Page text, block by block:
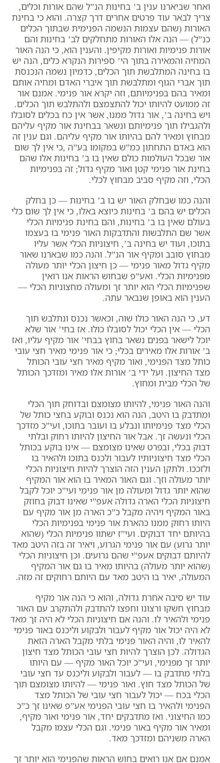
ואחר שביארנו ענין ב’ בחינות הנ”ל שהם אורות וכלים,
צריך לבאר עוד פרטים אחרים דרך קצרה. והוא כי בחינת
האורות (שהם עצמות הנשמה הפנימית שבתוך הכלים
כנ”ל) — הנה אלו האורות מתחלקים לב’ בחינות והם
אורות פנימיות ואורות מקיפין. והענין הוא, כי הנה האור
המחיה והמאירה בתוך הי’ ספירות הנקרא כלים, הנה יש
בו בחינה המתלבשת תוך הכלים, כדמיון נשמה הנכנסת
תוך אברי הגוף ומתלבשת תוך איברי האדם ומחיה אותם
ומאיר בהם בפנימיותם, וזה יקרא אור פנימי. אמנם אור
זה ממועט להיותו יכול להתצמצם ולהתלבש תוך הכלים.
ויש בחינה ב’, אור גדול ממנו, אשר אין כח בכלים לסובלו
ולהגבילו תוך פנימיותם ונשאר בבחינת אור מקיף עליהם
מבחוץ ומאיר להם בהיותו אור מקיף עליהם. וגם ענין זה
הוא באדם התחתון כמ”ש במקומו בע”ה ,כי אין לך שום
אור שבכל העולמות כולם שאין בו ב’ בחינות אלו שהם
בחינת אור פנימי קטן ואור מקיף גדול; זה בפנימיות
הכלי, וזה מקיף סביב מבחוץ לכלי.
והנה כמו שבחלק האור יש בו ב’ בחינות — כן בחלק
הכלים יש בהם ב’ בחינות כיוצא באלו, כי אין לך שום כלי
בעולם שאין בו ב’ בחינות, והם בחינת פנימיות הכלי
אשר שם התלבשות והתדבקות האור פנימי בו בעצמו
בתוכו, ועוד יש בחינה ב’, חיצוניות הכלי אשר עליו
מבחוץ סובב ומקיף אור הנ”ל. והנה כמו שבארנו שאור
מקיף גדול מאור פנימי — כן חיצון הכלי יותר מעולה
מפנימיות הכלי. ואע”פ שבחוש הראות אנו רואין
שפנימיות הכלי הוא יותר זך ומעולה מחצוניות הכלי —
הענין הוא באופן שנבאר עתה.
דע, כי הנה האור כולו שוה, וכאשר נכנס ונתלבש תוך
הכלי — אין הכלי יכול לסובלו כולו. אז בחי’ אור שלא
יוכל לישאר בפנים נשאר בחוץ בבחי’ אור מקיף עליו, ואז
ב’ אורות אלו מאירים בכלי; כי אור פנימי מאיר חצי עובי
כותל מצד הפנימי, ואור מקיף מאיר חצי עובי הכותל
מצד החיצון. ועל ידי ב’ אורות אלו מאיר ומזדכך הכותל
של הכלי מבית ומחוץ.
והנה האור פנימי, להיותו מצומצם ובדוחק תוך הכלי
ומתדבק בו היטב, הנה הוא נכנס ובוקע בחצי כותל של
הכלי מצד פנימיותו ונבלע בו ועובר בתוכו, ועי”כ מזדכך
הכלי ונעשה זך. אבל אור החיצון להיותו רחוק ובלתי
דבוק בכלי, ובפרט שאינו מצומצם — אינו בוקע בכותל
הכלי מצד חיצוניותיו לעבור ולכנס בתוכו ולהאיר בו
ולזככו. ולתקן הענין הזה הוצרך להיות חיצוניות הכלי
יותר מעולה וזך. וגם האור המאיר בו הוא אור המקיף
שהוא יותר גדול ומעולה מן אור פנימי ועי”כ יוכל לקבל
חיצוניות הכלי הארה גדולה אעפ”י שאינו דבוק בחוזק
באור המקיף ויהיה מקבל כ”כ הארה מן אור מקיף עם
היותו רחוק ממנו כהארת אור פנימי בפנימיות הכלי
בהיותם יחד דבוקים. ועי”ז ישתוו פנימיות הכלי (שהוא
יותר גרוע) עם אור פנימי הגרוע, ויאיר זה בזה היטב מאד
להיותם דבוקים אעפ”י שהם גרועים. וכן חיצוניות הכלי
(שהוא יותר מעולה) בהיותו מאיר בו גם אור המקיף
המעולה, יאיר בו היטב מאד עם היותם רחוקים זה מזה.
עוד יש סיבה אחרת גדולה, והוא כי הנה אור מקיף
מבחוץ חשקו ורצונו וחפצו להתדבק ולהתקרב עם האור
פנימי ולהאיר לו. והנה אם חיצוניות הכלי לא היה זך מאד
לא היה יכול אור מקיף לעבור ולבקוע וליכנס באור פנימי
להאיר לו, והיה האור פנימי בלתי מקבל הארה הזאת
הגדולה. לכן הוצרך להיות חצי עובי הכותל מצד חיצון
יותר זך מפנימי, ועי”כ יוכל האור מקיף — עם היותו
בלתי מתדבק בו — לעבור ולבקוע וליכנס עד חצי עובי
של הכותל מצד חוץ. ואור פנימי — להיותו מצומצם תוך
הכלי בכח — יכול לעבור חצי עובי של הכותל מצד
הפנימי ולהאיר בו חצי עובי הפנימי אע”פ שאינו זך כ”כ
כמו החיצוני. ואז מתדבקים יחד, אור פנימי ואור מקיף,
ומאיר אור מקיף באור פנימי. וגם הכלי עצמו מקבל
הארה משניהם ומזדכך מאד.
אמנם אם אנו רואים בחוש הראות שהפנימי הוא יותר זך